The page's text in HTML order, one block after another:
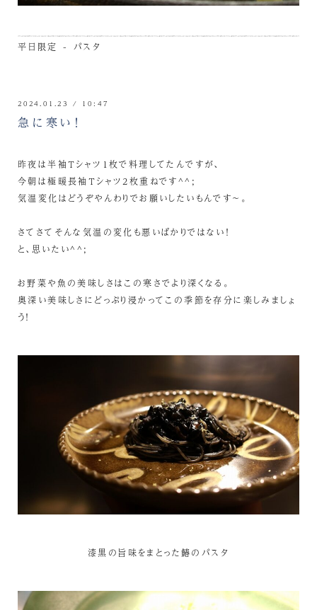
平日限定 - パスタ
2024.01.23 / 10:47
急に寒い！
昨夜は半袖Tシャツ1枚で料理してたんですが、
今朝は極暖長袖Tシャツ2枚重ねです^^;
気温変化はどうぞやんわりでお願いしたいもんです～。
さてさてそんな気温の変化も悪いばかりではない！
と、思いたい^^;
お野菜や魚の美味しさはこの寒さでより深くなる。
奥深い美味しさにどっぷり浸かってこの季節を存分に楽しみましょ
う！
漆黒の旨味をまとった鰆のパスタ